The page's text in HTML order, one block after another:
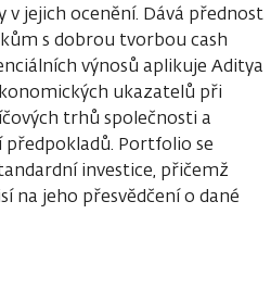
jejich ocenění. Dává přednost
s dobrou tvorbou cash
výnosů aplikuje Aditya
ukazatelů při
trhů společnosti a
Portfolio se
investice, přičemž
na jeho přesvědčení o dané